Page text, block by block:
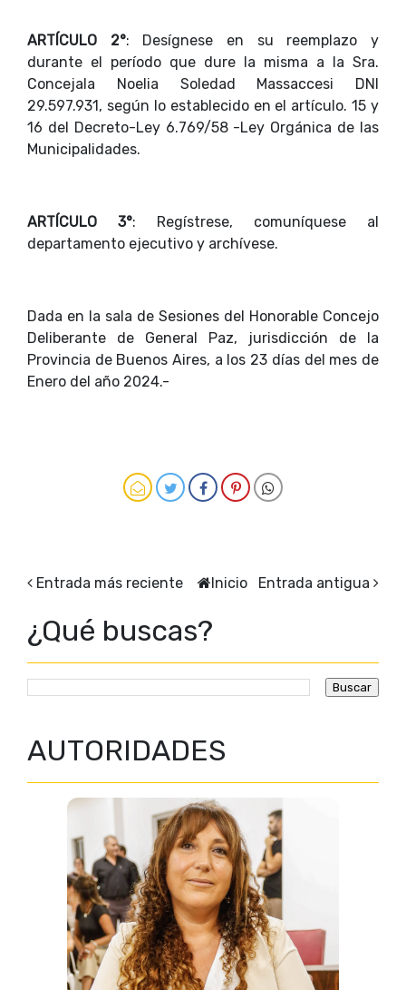
ARTÍCULO 2°: Desígnese en su reemplazo y
durante el período que dure la misma a la Sra.
Concejala Noelia Soledad Massaccesi DNI
29.597.931, según lo establecido en el artículo. 15 y
16 del Decreto-Ley 6.769/58 -Ley Orgánica de las
Municipalidades.
ARTÍCULO 3°: Regístrese, comuníquese al
departamento ejecutivo y archívese.
Dada en la sala de Sesiones del Honorable Concejo
Deliberante de General Paz, jurisdicción de la
Provincia de Buenos Aires, a los 23 días del mes de
Enero del año 2024.-
Entrada más reciente Entrada antigua
Inicio
¿Qué buscas?
AUTORIDADES